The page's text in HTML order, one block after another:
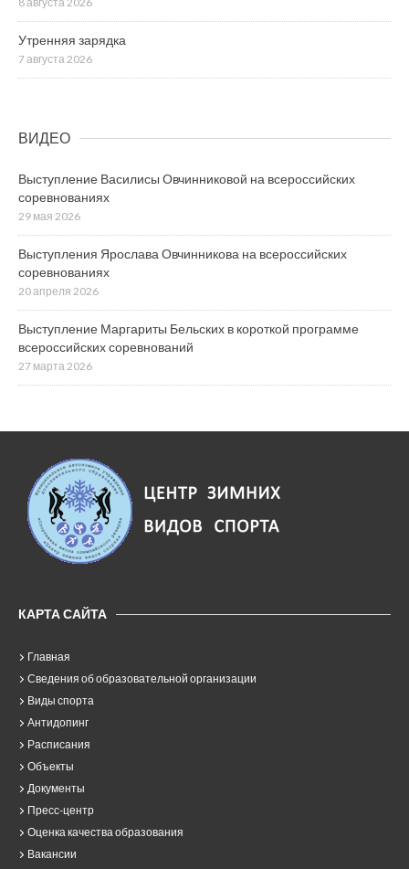
Утренняя зарядка
7 августа 2026
ВИДЕО
Выступление Василисы Овчинниковой на всероссийских
соревнованиях
29 мая 2026
Выступления Ярослава Овчинникова на всероссийских
соревнованиях
20 апреля 2026
Выступление Маргариты Бельских в короткой программе
всероссийских соревнований
27 марта 2026
КАРТА САЙТА
Главная
Сведения об образовательной организации
Виды спорта
Антидопинг
Расписания
Объекты
Документы
Пресс-центр
Оценка качества образования
Вакансии